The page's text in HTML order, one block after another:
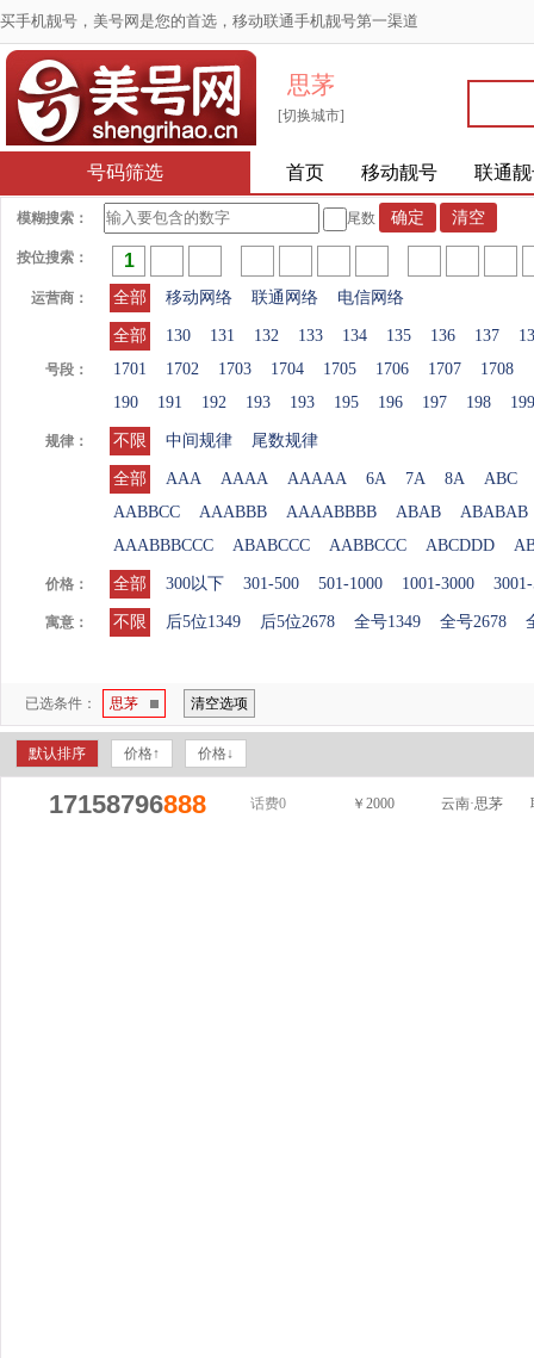
买手机靓号，美号网是您的首选，移动联通手机靓号第一渠道
思茅
[切换城市]
号码筛选 首页 移动靓号 联通
模糊搜索： 尾数
按位搜索：
运营商： 全部 移动网络 联通网络 电信网络
号段：
全部 130 131 132 133 134 135 136 137
1701
1702 1703 1704 1705 1706 1707 1708
190
191 192 193 193 195 196 197 198 199
规律： 不限 中间规律 尾数规律
全部 AAA AAAA AAAAA 6A 7A 8A
ABC
AABBCC
AAABBB AAAABBBB ABAB
ABABAB
AAABBBCCC
ABABCCC AABBCCC ABCDDD
价格： 全部 300以下 301-500 501-1000 1001-3000
寓意： 不限 后5位1349 后5位2678 全号1349 全号2678
已选条件： 思茅 清空选项
默认排序 价格↑ 价格↓
17158796888 话费0 ￥2000 云南·思茅